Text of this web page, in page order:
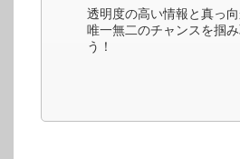
透明度の高い情報と真っ
唯一無二のチャンスを掴
う！